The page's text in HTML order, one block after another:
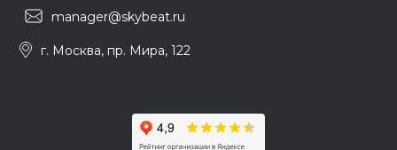
manager@skybeat.ru
г. Москва, пр. Мира, 122